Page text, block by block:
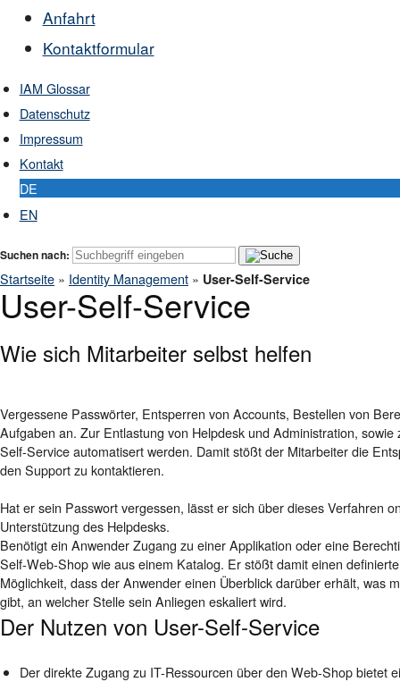
Anfahrt
Kontaktformular
IAM Glossar
Datenschutz
Impressum
Kontakt
DE
EN
Suchen nach:
Startseite » Identity Management » User-Self-Service
User-Self-Service
Wie sich Mitarbeiter selbst helfen
Vergessene Passwörter, Entsperren von Accounts, Bestellen von
Aufgaben an. Zur Entlastung von Helpdesk und Administration,
Self-Service automatisert werden. Damit stößt der Mitarbeiter die
den Support zu kontaktieren.
Hat er sein Passwort vergessen, lässt er sich über dieses Verfahren
Unterstützung des Helpdesks.
Benötigt ein Anwender Zugang zu einer Applikation oder eine
Self-Web-Shop wie aus einem Katalog. Er stößt damit einen
Möglichkeit, dass der Anwender einen Überblick darüber erhält, was
gibt, an welcher Stelle sein Anliegen eskaliert wird.
Der Nutzen von User-Self-Service
Der direkte Zugang zu IT-Ressourcen über den Web-Shop bietet